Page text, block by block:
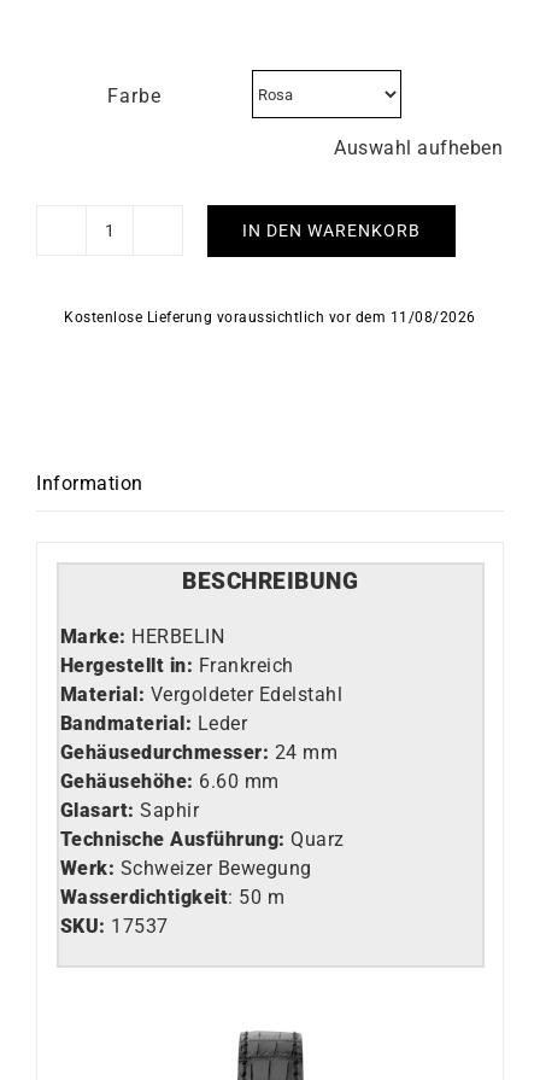
Farbe
Auswahl aufheben
Luna
Menge
IN DEN WARENKORB
Kostenlose Lieferung voraussichtlich vor dem 11/08/2026
Information
BESCHREIBUNG
Marke: HERBELIN
Hergestellt in: Frankreich
Material: Vergoldeter Edelstahl
Bandmaterial: Leder
Gehäusedurchmesser: 24 mm
Gehäusehöhe: 6.60 mm
Glasart: Saphir
Technische Ausführung: Quarz
Werk: Schweizer Bewegung
Wasserdichtigkeit: 50 m
SKU: 17537